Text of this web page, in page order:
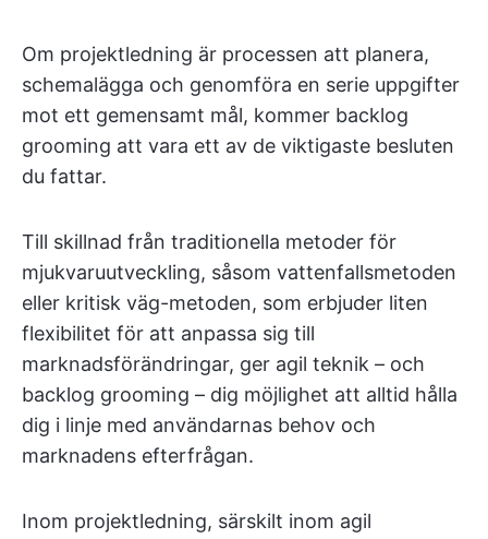
Om projektledning är processen att planera,
schemalägga och genomföra en serie uppgifter
mot ett gemensamt mål, kommer backlog
grooming att vara ett av de viktigaste besluten
du fattar.
Till skillnad från traditionella metoder för
mjukvaruutveckling, såsom vattenfallsmetoden
eller kritisk väg-metoden, som erbjuder liten
flexibilitet för att anpassa sig till
marknadsförändringar, ger agil teknik – och
backlog grooming – dig möjlighet att alltid hålla
dig i linje med användarnas behov och
marknadens efterfrågan.
Inom projektledning, särskilt inom agil